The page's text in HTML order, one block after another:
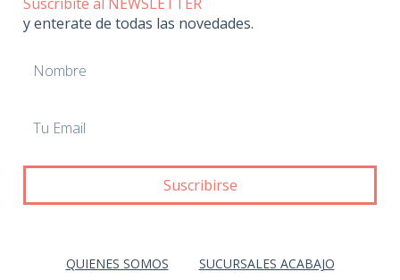
Suscribite al NEWSLETTER
y enterate de todas las novedades.
QUIENES SOMOS SUCURSALES ACABAJO